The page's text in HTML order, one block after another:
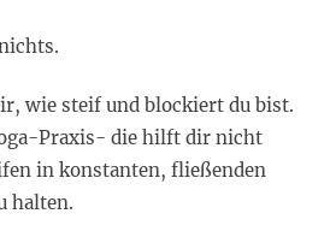
wie steif und blockiert du bist.
Praxis- die hilft dir nicht
in konstanten, fließenden
halten.